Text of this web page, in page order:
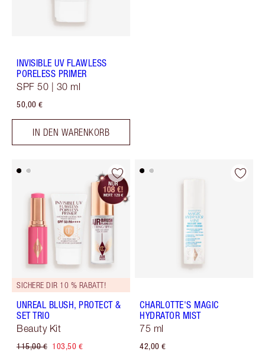
INVISIBLE UV FLAWLESS
PORELESS PRIMER
SPF 50 | 30 ml
50,00 €
IN DEN WARENKORB
SICHERE DIR 10 % RABATT!
UNREAL BLUSH, PROTECT &
SET TRIO
Beauty Kit
115,00 € 103,50 €
CHARLOTTE'S MAGIC
HYDRATOR MIST
75 ml
42,00 €